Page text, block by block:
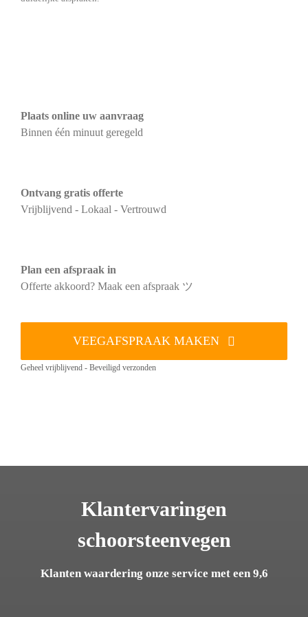
Plaats online uw aanvraag
Binnen één minuut geregeld
Ontvang gratis offerte
Vrijblijvend - Lokaal - Vertrouwd
Plan een afspraak in
Offerte akkoord? Maak een afspraak ツ
VEEGAFSPRAAK MAKEN
Geheel vrijblijvend - Beveiligd verzonden
Klantervaringen
schoorsteenvegen
Klanten waardering onze service met een 9,6